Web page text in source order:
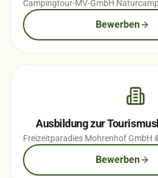
Campingtour-MV-GmbH
Bewerben
Ausbildung zur
Freizeitparadies Mohrenhof GmbH
Bewerben